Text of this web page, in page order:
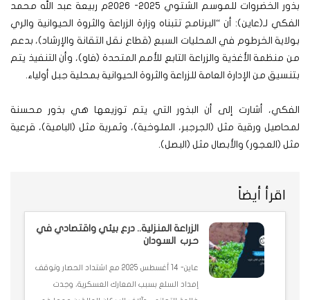
بذور الخضروات للموسم الشتوي ٢٠٢٥- ٢٠٢٦م ربيعة عبد الله محمد
الفكي لـ(عاين): أن “البرنامج تتبناه وزارة الزراعة والثروة الحيوانية والري
بولاية الخرطوم في المحليات السبع (قطاع نقل التقانة والإرشاد)، بدعم
من منظمة الأغذية والزراعة التابع للأمم المتحدة (فاو)، وأن التنفيذ يتم
بتنسيق من الإدارة العامة للزراعة والثروة الحيوانية بمحلية جبل أولياء.
الفكي، أشارت إلى أن البذور التي يتم توزيعها هي بذور محسنة
لمحاصيل ورقية مثل (الجرجبر، الملوخية)، وثمرية مثل (البامية)، قرعية
مثل (العجور) والأبصال مثل (البصل).
اقرأ أيضاً
الزراعة المنزلية.. درع بيئي واقتصادي في
حرب السودان
عاين- 14 أغسطس 2025 مع اشتداد الحصار وتوقف
إمداد السلع بسبب المعارك العسكرية، وجدت